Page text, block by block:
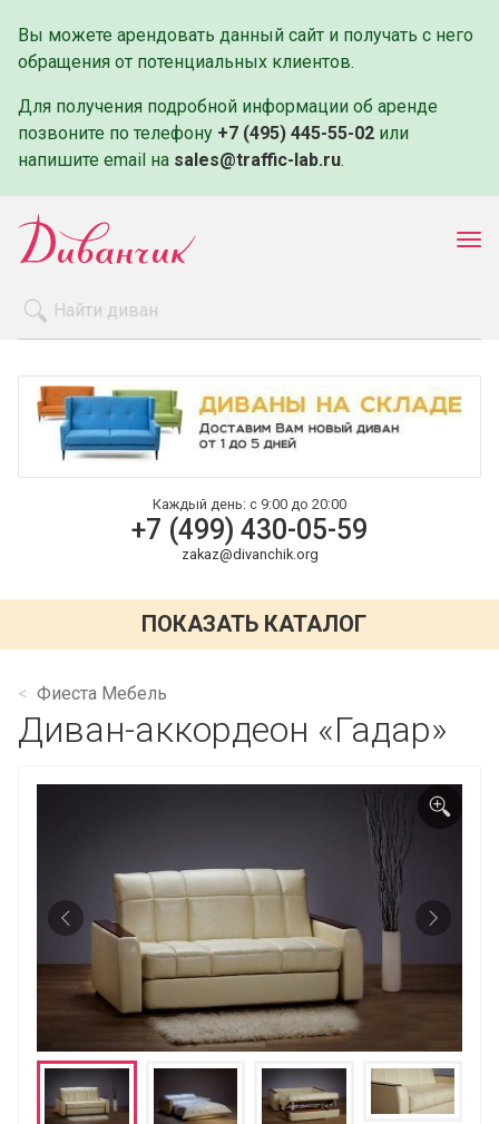
Вы можете арендовать данный сайт и получать с него
обращения от потенциальных клиентов.
Для получения подробной информации об аренде
позвоните по телефону +7 (495) 445-55-02 или
напишите email на sales@traffic-lab.ru.
Оплата и доставка
Контакты
Каждый день: с 9:00 до 20:00
+7 (499) 430-05-59
zakaz@divanchik.org
ПОКАЗАТЬ КАТАЛОГ
Фиеста Мебель
Диван-аккордеон «Гадар»